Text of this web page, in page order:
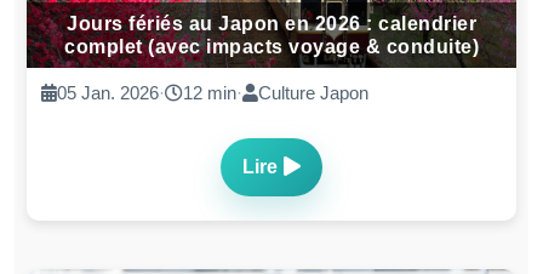
Jours fériés au Japon en 2026 : calendrier
complet (avec impacts voyage & conduite)
05 Jan. 2026· 12 min· Culture Japon
Lire